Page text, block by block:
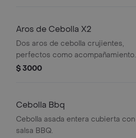
Aros de Cebolla X2
Dos aros de cebolla crujientes,
perfectos como acompañamiento.
$ 3000
Cebolla Bbq
Cebolla asada entera cubierta con
salsa BBQ.